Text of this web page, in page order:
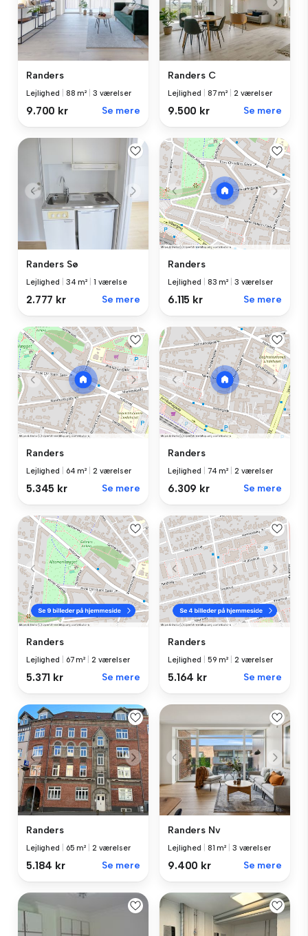
Randers
Lejlighed 88 m² 3 værelser
9.700 kr Se mere
Randers C
Lejlighed 87 m² 2 værelser
9.500 kr Se mere
Randers Sø
Lejlighed 34 m² 1 værelse
2.777 kr Se mere
Randers
Lejlighed 83 m² 3 værelser
6.115 kr Se mere
Randers
Lejlighed 64 m² 2 værelser
5.345 kr Se mere
Randers
Lejlighed 74 m² 2 værelser
6.309 kr Se mere
Randers
Lejlighed 67 m² 2 værelser
5.371 kr Se mere
Randers
Lejlighed 59 m² 2 værelser
5.164 kr Se mere
Randers
Lejlighed 65 m² 2 værelser
5.184 kr Se mere
Randers Nv
Lejlighed 81 m² 3 værelser
9.400 kr Se mere